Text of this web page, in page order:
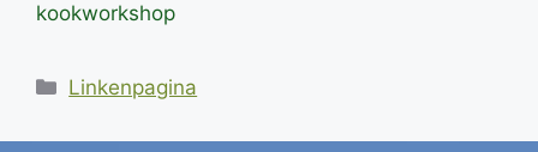
kookworkshop
Categorieën
Linkenpagina